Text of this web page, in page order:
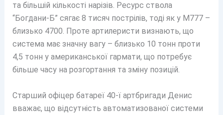
та більшій кількості нарізів. Ресурс ствола
“Богдани-Б” сягає 8 тисяч пострілів, тоді як у М777 –
близько 4700. Проте артилеристи визнають, що
система має значну вагу – близько 10 тонн проти
4,5 тонн у американської гармати, що потребує
більше часу на розгортання та зміну позицій.
Старший офіцер батареї 40-ї артбригади Денис
вважає, що відсутність автоматизованої системи